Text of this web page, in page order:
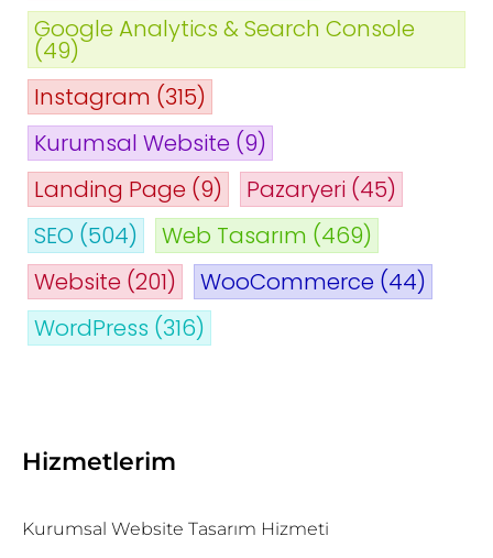
Google Analytics & Search Console
(49)
Instagram (315)
Kurumsal Website (9)
Landing Page (9) Pazaryeri (45)
SEO (504) Web Tasarım (469)
Website (201) WooCommerce (44)
WordPress (316)
Hizmetlerim
Kurumsal Website Tasarım Hizmeti